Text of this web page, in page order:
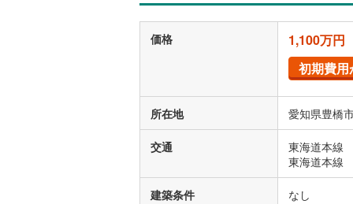
価格
1,100万円
初期費
所在地 愛知県豊橋
交通
東海道本線
東海道本線
建築条件 なし